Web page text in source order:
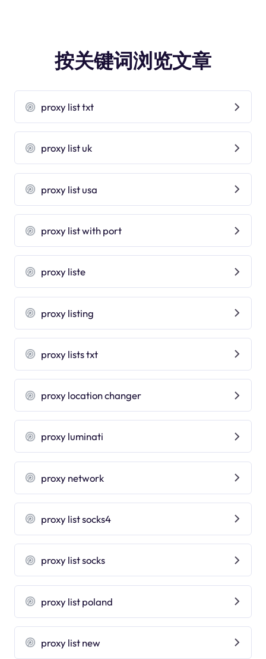
按关键词浏览文章
proxy list txt
proxy list uk
proxy list usa
proxy list with port
proxy liste
proxy listing
proxy lists txt
proxy location changer
proxy luminati
proxy network
proxy list socks4
proxy list socks
proxy list poland
proxy list new